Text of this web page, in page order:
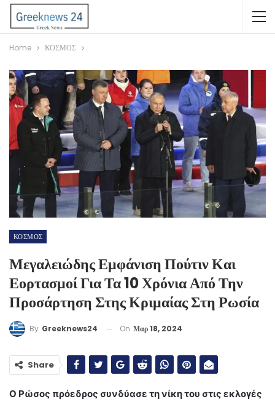
Home ΚΟΣΜΟΣ
ΚΟΣΜΟΣ
Μεγαλειώδης Εμφάνιση Πούτιν Και
Εορτασμοί Για Τα 10 Χρόνια Από Την
Προσάρτηση Στης Κριμαίας Στη Ρωσία
By Greeknews24 On Μαρ 18, 2024
Share
Ο Ρώσος πρόεδρος συνδύασε τη νίκη του στις εκλογές